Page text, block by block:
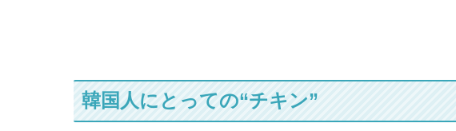
韓国人にとっての“チキン”